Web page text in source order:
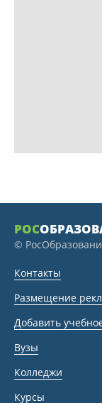
РОС
©
Контакты
Размещение
Добавить
Вузы
Колледжи
Курсы